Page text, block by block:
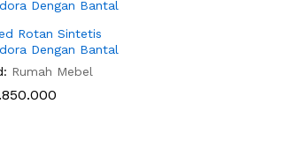
Rotan Sintetis
Dengan Bantal
Rumah Mebel